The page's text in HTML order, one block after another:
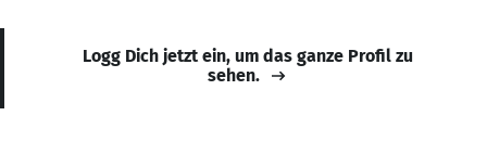
Logg Dich jetzt ein, um das ganze Profil zu
sehen.